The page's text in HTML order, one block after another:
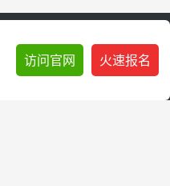
访问官网 火速报名